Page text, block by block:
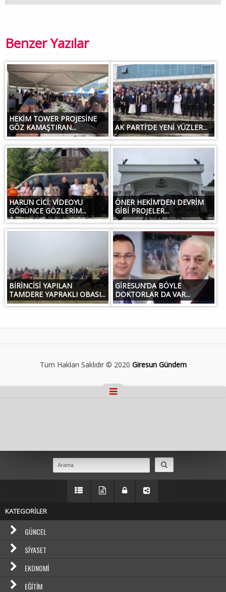
Benzer Yazılar
HEKİM TOWER PROJESİNE
GÖZ KAMAŞTIRAN...
AK PARTİ’DE YENİ YÜZLER...
HARUN CİCİ: VİDEOYU
GÖRÜNCE GÖZLERİM...
ÖNER HEKİM’DEN DEVRİM
GİBİ PROJELER...
BİRİNCİSİ YAPILAN
TAMDERE YAPRAKLI OBASI...
GİRESUN’DA BÖYLE
DOKTORLAR DA VAR...
Tüm Hakları Saklıdır © 2020 Giresun Gündem
KATEGORİLER
GÜNCEL
SIYASET
EKONOMI
EĞITIM